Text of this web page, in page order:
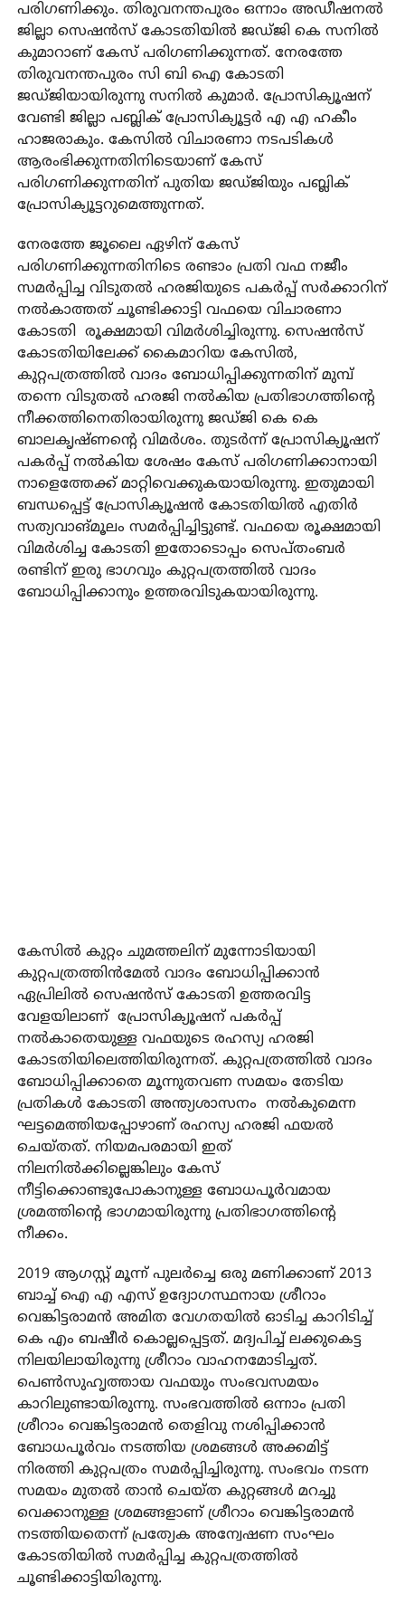
പരിഗണിക്കും. തിരുവനന്തപുരം ഒന്നാം അഡീഷനല്‍
ജില്ലാ സെഷന്‍സ് കോടതിയില്‍ ജഡ്ജി കെ സനില്‍
കുമാറാണ് കേസ് പരിഗണിക്കുന്നത്. നേരത്തേ
തിരുവനന്തപുരം സി ബി ഐ കോടതി
ജഡ്ജിയായിരുന്നു സനില്‍ കുമാര്‍. പ്രോസിക്യൂഷന്
വേണ്ടി ജില്ലാ പബ്ലിക് പ്രോസിക്യൂട്ടര്‍ എ എ ഹകീം
ഹാജരാകും. കേസില്‍ വിചാരണാ നടപടികള്‍
ആരംഭിക്കുന്നതിനിടെയാണ് കേസ്
പരിഗണിക്കുന്നതിന് പുതിയ ജഡ്ജിയും പബ്ലിക്
പ്രോസിക്യൂട്ടറുമെത്തുന്നത്.
നേരത്തേ ജൂലൈ ഏഴിന് കേസ്
പരിഗണിക്കുന്നതിനിടെ രണ്ടാം പ്രതി വഫ നജീം
സമര്‍പ്പിച്ച വിടുതല്‍ ഹരജിയുടെ പകര്‍പ്പ് സര്‍ക്കാറിന്
നല്‍കാത്തത് ചൂണ്ടിക്കാട്ടി വഫയെ വിചാരണാ
കോടതി രൂക്ഷമായി വിമര്‍ശിച്ചിരുന്നു. സെഷന്‍സ്
കോടതിയിലേക്ക് കൈമാറിയ കേസില്‍,
കുറ്റപത്രത്തില്‍ വാദം ബോധിപ്പിക്കുന്നതിന് മുമ്പ്
തന്നെ വിടുതല്‍ ഹരജി നല്‍കിയ പ്രതിഭാഗത്തിന്റെ
നീക്കത്തിനെതിരായിരുന്നു ജഡ്ജി കെ കെ
ബാലകൃഷ്ണന്റെ വിമര്‍ശം. തുടര്‍ന്ന് പ്രോസിക്യൂഷന്
പകര്‍പ്പ് നല്‍കിയ ശേഷം കേസ് പരിഗണിക്കാനായി
നാളെത്തേക്ക് മാറ്റിവെക്കുകയായിരുന്നു. ഇതുമായി
ബന്ധപ്പെട്ട് പ്രോസിക്യൂഷന്‍ കോടതിയില്‍ എതിര്‍
സത്യവാങ്മൂലം സമര്‍പ്പിച്ചിട്ടുണ്ട്. വഫയെ രൂക്ഷമായി
വിമർശിച്ച കോടതി ഇതോടൊപ്പം സെപ്തംബര്‍
രണ്ടിന് ഇരു ഭാഗവും കുറ്റപത്രത്തില്‍ വാദം
ബോധിപ്പിക്കാനും ഉത്തരവിടുകയായിരുന്നു.
കേസില്‍ കുറ്റം ചുമത്തലിന് മുന്നോടിയായി
കുറ്റപത്രത്തിന്‍മേല്‍ വാദം ബോധിപ്പിക്കാന്‍
ഏപ്രിലില്‍ സെഷന്‍സ് കോടതി ഉത്തരവിട്ട
വേളയിലാണ് പ്രോസിക്യൂഷന് പകര്‍പ്പ്
നല്‍കാതെയുള്ള വഫയുടെ രഹസ്യ ഹരജി
കോടതിയിലെത്തിയിരുന്നത്. കുറ്റപത്രത്തില്‍ വാദം
ബോധിപ്പിക്കാതെ മൂന്നുതവണ സമയം തേടിയ
പ്രതികള്‍ കോടതി അന്ത്യശാസനം നല്‍കുമെന്ന
ഘട്ടമെത്തിയപ്പോഴാണ് രഹസ്യ ഹരജി ഫയല്‍
ചെയ്തത്. നിയമപരമായി ഇത്
നിലനില്‍ക്കില്ലെങ്കിലും കേസ്
നീട്ടിക്കൊണ്ടുപോകാനുള്ള ബോധപൂര്‍വമായ
ശ്രമത്തിന്റെ ഭാഗമായിരുന്നു പ്രതിഭാഗത്തിന്റെ
നീക്കം.
2019 ആഗസ്റ്റ് മൂന്ന് പുലര്‍ച്ചെ ഒരു മണിക്കാണ് 2013
ബാച്ച് ഐ എ എസ് ഉദ്യോഗസ്ഥനായ ശ്രീറാം
വെങ്കിട്ടരാമൻ അമിത വേഗതയിൽ ഓടിച്ച കാറിടിച്ച്
കെ എം ബഷീർ കൊല്ലപ്പെട്ടത്. മദ്യപിച്ച് ലക്കുകെട്ട
നിലയിലായിരുന്നു ശ്രീറാം വാഹനമോടിച്ചത്.
പെൺസുഹൃത്തായ വഫയും സംഭവസമയം
കാറിലുണ്ടായിരുന്നു. സംഭവത്തില്‍ ഒന്നാം പ്രതി
ശ്രീറാം വെങ്കിട്ടരാമന്‍ തെളിവു നശിപ്പിക്കാന്‍
ബോധപൂര്‍വം നടത്തിയ ശ്രമങ്ങള്‍ അക്കമിട്ട്
നിരത്തി കുറ്റപത്രം സമര്‍പ്പിച്ചിരുന്നു. സംഭവം നടന്ന
സമയം മുതല്‍ താന്‍ ചെയ്ത കുറ്റങ്ങള്‍ മറച്ചു
വെക്കാനുള്ള ശ്രമങ്ങളാണ് ശ്രീറാം വെങ്കിട്ടരാമന്‍
നടത്തിയതെന്ന് പ്രത്യേക അന്വേഷണ സംഘം
കോടതിയില്‍ സമര്‍പ്പിച്ച കുറ്റപത്രത്തില്‍
ചൂണ്ടിക്കാട്ടിയിരുന്നു.